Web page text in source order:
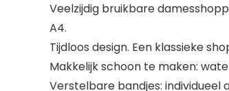
Veelzijdig bruikbare
A4.
Tijdloos design. Een klassieke
Makkelijk schoon te maken:
Verstelbare bandjes: